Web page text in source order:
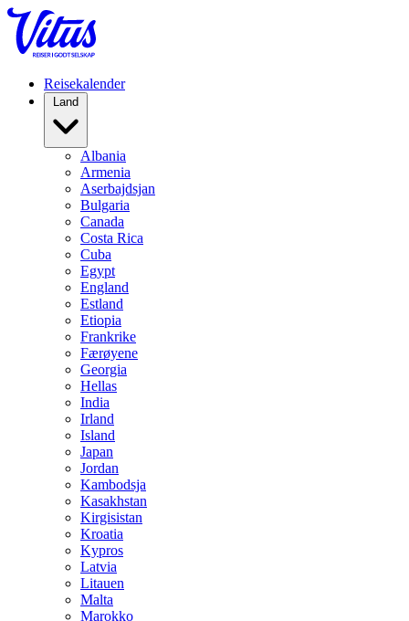
Reisekalender
Albania
Armenia
Aserbajdsjan
Bulgaria
Canada
Costa Rica
Cuba
Egypt
England
Estland
Etiopia
Frankrike
Færøyene
Georgia
Hellas
India
Irland
Island
Japan
Jordan
Kambodsja
Kasakhstan
Kirgisistan
Kroatia
Kypros
Latvia
Litauen
Malta
Marokko